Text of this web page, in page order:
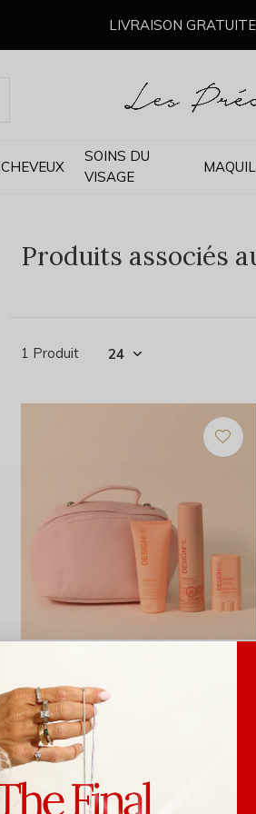
CHEVEUX
SOINS DU
VISAGE
LIVRAISON
Produits associés
1 Produit
Ensemble de voyage Hold.Me
45,50$CA 65,00$CA
Avant les taxes